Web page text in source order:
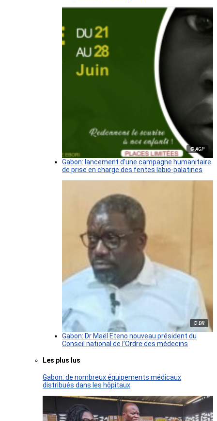
© AGP
Gabon: lancement d’une campagne humanitaire
de prise en charge des fentes labio-palatines
© DR
Gabon: Dr Maël Eteno nouveau président du
Conseil national de l’Ordre des médecins
Les plus lus
Gabon: de nombreux équipements médicaux
distribués dans les hôpitaux